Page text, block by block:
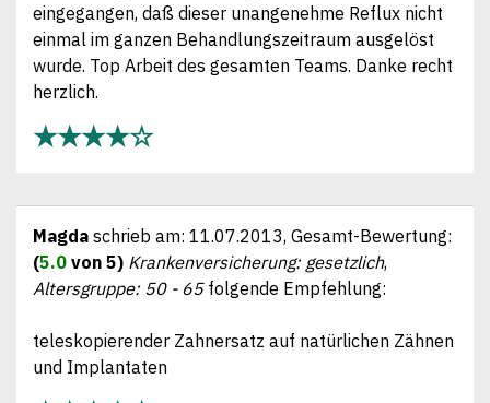
eingegangen, daß dieser unangenehme Reflux nicht
einmal im ganzen Behandlungszeitraum ausgelöst
wurde. Top Arbeit des gesamten Teams. Danke recht
herzlich.
★★★★☆
Magda schrieb am: 11.07.2013, Gesamt-Bewertung:
(5.0 von 5) Krankenversicherung: gesetzlich,
Altersgruppe: 50 - 65folgende Empfehlung:
teleskopierender Zahnersatz auf natürlichen Zähnen
und Implantaten